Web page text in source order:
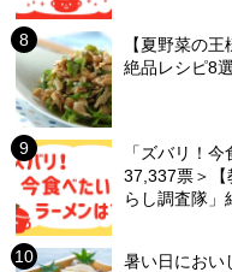
【夏野菜の
絶品レシピ8選
「ズバリ！
37,337票＞【
らし調査隊」
暑い日におい